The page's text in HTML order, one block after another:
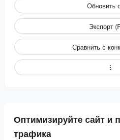
Обновить
Экспорт
Сравнить с
Оптимизируйте сайт и
трафика